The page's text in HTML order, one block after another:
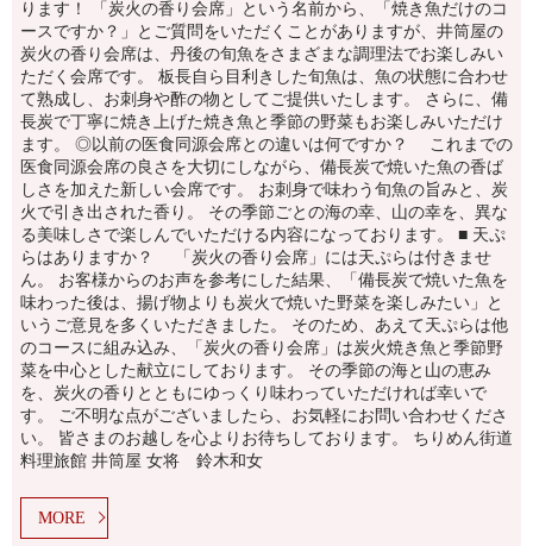
ります！ 「炭火の香り会席」という名前から、「焼き魚だけのコ
ースですか？」とご質問をいただくことがありますが、井筒屋の
炭火の香り会席は、丹後の旬魚をさまざまな調理法でお楽しみい
ただく会席です。 板長自ら目利きした旬魚は、魚の状態に合わせ
て熟成し、お刺身や酢の物としてご提供いたします。 さらに、備
長炭で丁寧に焼き上げた焼き魚と季節の野菜もお楽しみいただけ
ます。 ◎以前の医食同源会席との違いは何ですか？ これまでの
医食同源会席の良さを大切にしながら、備長炭で焼いた魚の香ば
しさを加えた新しい会席です。 お刺身で味わう旬魚の旨みと、炭
火で引き出された香り。 その季節ごとの海の幸、山の幸を、異な
る美味しさで楽しんでいただける内容になっております。 ■ 天ぷ
らはありますか？ 「炭火の香り会席」には天ぷらは付きませ
ん。 お客様からのお声を参考にした結果、「備長炭で焼いた魚を
味わった後は、揚げ物よりも炭火で焼いた野菜を楽しみたい」と
いうご意見を多くいただきました。 そのため、あえて天ぷらは他
のコースに組み込み、「炭火の香り会席」は炭火焼き魚と季節野
菜を中心とした献立にしております。 その季節の海と山の恵み
を、炭火の香りとともにゆっくり味わっていただければ幸いで
す。 ご不明な点がございましたら、お気軽にお問い合わせくださ
い。 皆さまのお越しを心よりお待ちしております。 ちりめん街道
料理旅館 井筒屋 女将 鈴木和女
MORE